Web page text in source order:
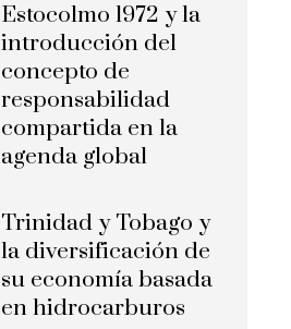
Estocolmo 1972 y la
introducción del
concepto de
responsabilidad
compartida en la
agenda global
Trinidad y Tobago y
la diversificación de
su economía basada
en hidrocarburos